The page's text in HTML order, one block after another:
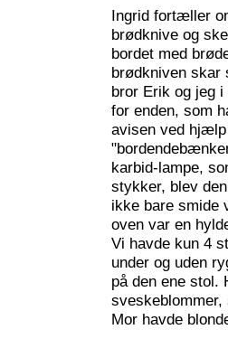
Ingrid fortæller
brødknive og
bordet med
brødkniven skar
bror Erik og jeg
for enden, som
avisen ved
karbid-lampe,
stykker, blev
ikke bare smide
oven var en
Vi havde kun 4
under og uden
på den ene stol.
Mor havde